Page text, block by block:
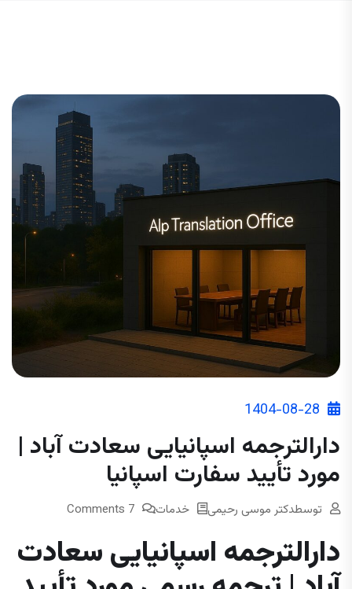
1404-08-28
دارالترجمه اسپانیایی سعادت آباد |
مورد تأیید سفارت اسپانیا
توسطدکتر موسی رحیمی خدمات 7 Comments
دارالترجمه اسپانیایی سعادت